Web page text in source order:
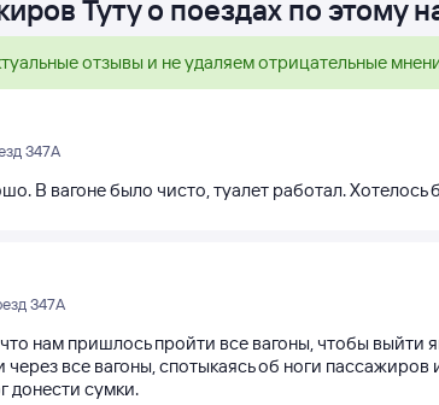
Туту о поездах по этому
отзывы и не удаляем отрицательные
347А
В вагоне было чисто, туалет работал. Хотелось
347А
нам пришлось пройти все вагоны, чтобы
все вагоны, спотыкаясь об ноги
донести сумки.